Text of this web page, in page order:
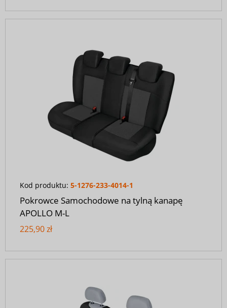
Kod produktu: 5-1276-233-4014-1
Pokrowce Samochodowe na tylną kanapę
APOLLO M-L
225,90 zł